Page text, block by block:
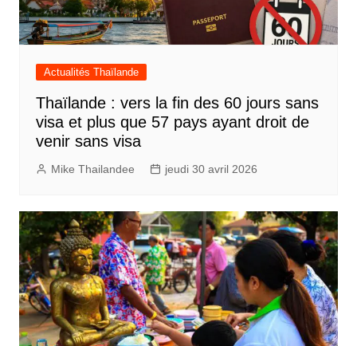
Actualités Thaïlande
Thaïlande : vers la fin des 60 jours sans
visa et plus que 57 pays ayant droit de
venir sans visa
Mike Thailandee jeudi 30 avril 2026